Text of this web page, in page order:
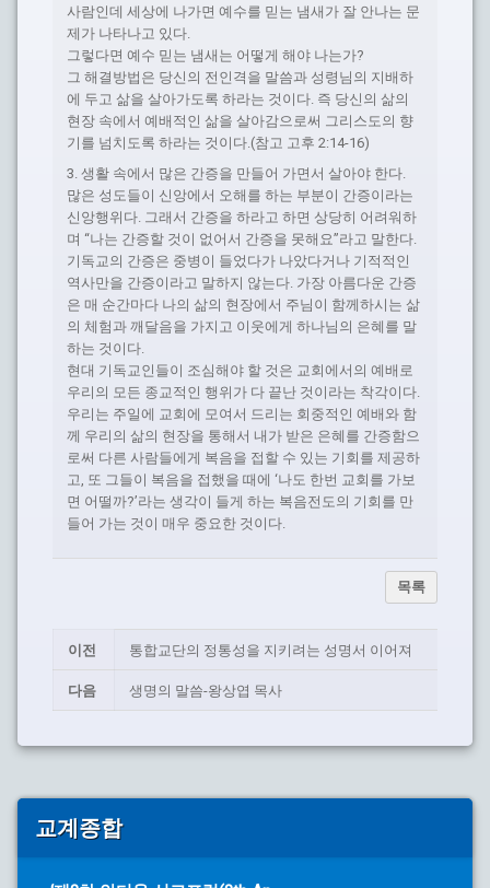
사람인데 세상에 나가면 예수를 믿는 냄새가 잘 안나는 문
제가 나타나고 있다.
그렇다면 예수 믿는 냄새는 어떻게 해야 나는가?
그 해결방법은 당신의 전인격을 말씀과 성령님의 지배하
에 두고 삶을 살아가도록 하라는 것이다. 즉 당신의 삶의
현장 속에서 예배적인 삶을 살아감으로써 그리스도의 향
기를 넘치도록 하라는 것이다.(참고 고후 2:14-16)
3. 생활 속에서 많은 간증을 만들어 가면서 살아야 한다.
많은 성도들이 신앙에서 오해를 하는 부분이 간증이라는
신앙행위다. 그래서 간증을 하라고 하면 상당히 어려워하
며 “나는 간증할 것이 없어서 간증을 못해요”라고 말한다.
기독교의 간증은 중병이 들었다가 나았다거나 기적적인
역사만을 간증이라고 말하지 않는다. 가장 아름다운 간증
은 매 순간마다 나의 삶의 현장에서 주님이 함께하시는 삶
의 체험과 깨달음을 가지고 이웃에게 하나님의 은혜를 말
하는 것이다.
현대 기독교인들이 조심해야 할 것은 교회에서의 예배로
우리의 모든 종교적인 행위가 다 끝난 것이라는 착각이다.
우리는 주일에 교회에 모여서 드리는 회중적인 예배와 함
께 우리의 삶의 현장을 통해서 내가 받은 은혜를 간증함으
로써 다른 사람들에게 복음을 접할 수 있는 기회를 제공하
고, 또 그들이 복음을 접했을 때에 ‘나도 한번 교회를 가보
면 어떨까?’라는 생각이 들게 하는 복음전도의 기회를 만
들어 가는 것이 매우 중요한 것이다.
목록
이전 통합교단의 정통성을 지키려는 성명서 이어져
다음 생명의 말씀-왕상엽 목사
교계종합